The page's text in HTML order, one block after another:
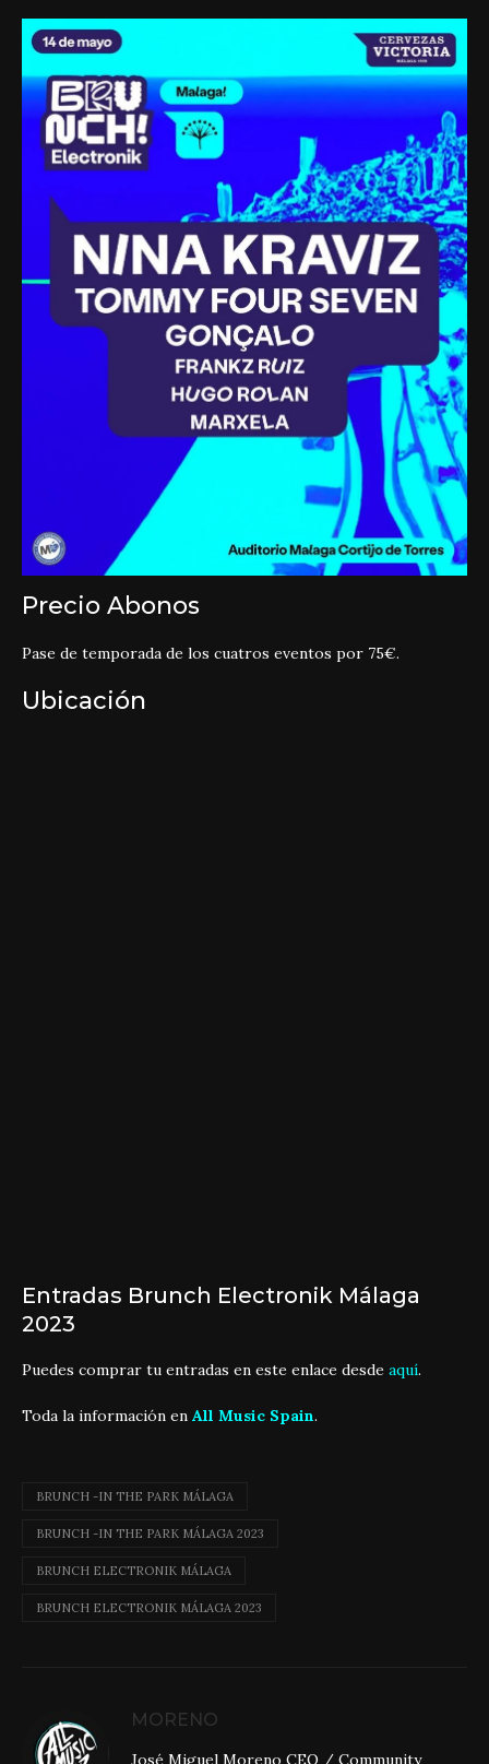
Precio Abonos
Pase de temporada de los cuatros eventos por 75€.
Ubicación
Entradas Brunch Electronik Málaga
2023
Puedes comprar tu entradas en este enlace desde aquí.
Toda la información en All Music Spain.
BRUNCH -IN THE PARK MÁLAGA
BRUNCH -IN THE PARK MÁLAGA 2023
BRUNCH ELECTRONIK MÁLAGA
BRUNCH ELECTRONIK MÁLAGA 2023
MORENO
José Miguel Moreno CEO / Community